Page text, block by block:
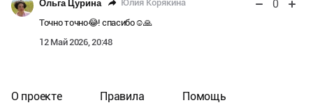
Ольга Цурина Юлия Корякина 0
Точно точно😂! спасибо☺️🙏
12 Май 2026, 20:48
О проекте Правила Помощь